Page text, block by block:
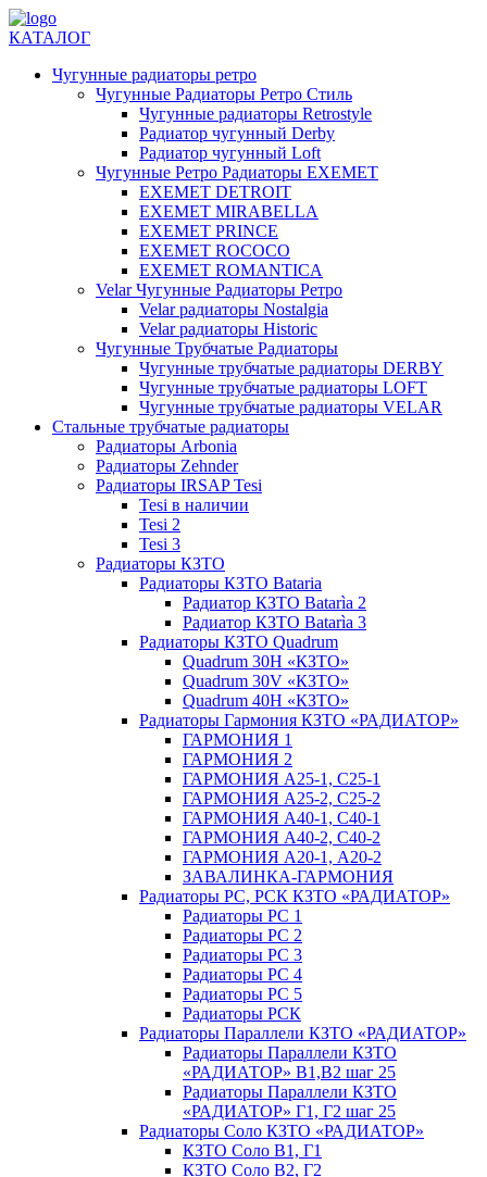
КАТАЛОГ
Чугунные радиаторы ретро
Чугунные Радиаторы Ретро Стиль
Чугунные радиаторы Retrostyle
Радиатор чугунный Derby
Радиатор чугунный Loft
Чугунные Ретро Радиаторы EXEMET
EXEMET DETROIT
EXEMET MIRABELLA
EXEMET PRINCE
EXEMET ROCOCO
EXEMET ROMANTICA
Velar Чугунные Радиаторы Ретро
Velar радиаторы Nostalgia
Velar радиаторы Historic
Чугунные Трубчатые Радиаторы
Чугунные трубчатые радиаторы DERBY
Чугунные трубчатые радиаторы LOFT
Чугунные трубчатые радиаторы VELAR
Стальные трубчатые радиаторы
Радиаторы Arbonia
Радиаторы Zehnder
Радиаторы IRSAP Tesi
Tesi в наличии
Tesi 2
Tesi 3
Радиаторы КЗТО
Радиаторы КЗТО Bataria
Радиатор КЗТО Batarìa 2
Радиатор КЗТО Batarìa 3
Радиаторы КЗТО Quadrum
Quadrum 30H «КЗТО»
Quadrum 30V «КЗТО»
Quadrum 40H «КЗТО»
Радиаторы Гармония КЗТО «РАДИАТОР»
ГАРМОНИЯ 1
ГАРМОНИЯ 2
ГАРМОНИЯ А25-1, С25-1
ГАРМОНИЯ А25-2, С25-2
ГАРМОНИЯ А40-1, С40-1
ГАРМОНИЯ А40-2, С40-2
ГАРМОНИЯ А20-1, А20-2
ЗАВАЛИНКА-ГАРМОНИЯ
Радиаторы РС, РСК КЗТО «РАДИАТОР»
Радиаторы РС 1
Радиаторы РС 2
Радиаторы РС 3
Радиаторы РС 4
Радиаторы РС 5
Радиаторы РСК
Радиаторы Параллели КЗТО «РАДИАТОР»
Радиаторы Параллели КЗТО
«РАДИАТОР» В1,В2 шаг 25
Радиаторы Параллели КЗТО
«РАДИАТОР» Г1, Г2 шаг 25
Радиаторы Соло КЗТО «РАДИАТОР»
КЗТО Соло В1, Г1
КЗТО Соло В2, Г2